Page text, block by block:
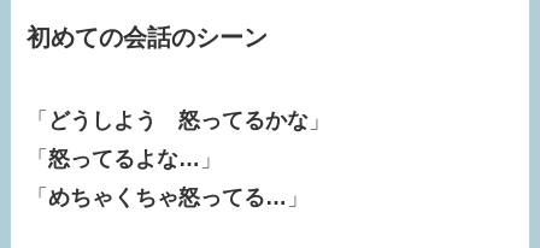
初めての会話のシーン
「 どうしよう 怒ってるかな 」
「怒ってるよな… 」
「めちゃくちゃ怒ってる… 」